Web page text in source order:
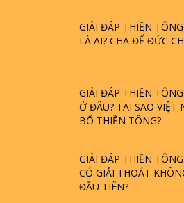
GIẢI ĐÁP THIỀN
LÀ AI? CHA ĐỂ ĐỨC
GIẢI ĐÁP THIỀN
Ở ĐÂU? TẠI SAO VIỆT
BỐ THIỀN TÔNG?
GIẢI ĐÁP THIỀN
CÓ GIẢI THOÁT
ĐẦU TIÊN?